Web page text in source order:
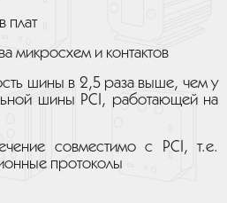
плат
микросхем и контактов
шины в 2,5 раза выше, чем у
шины PCI, работающей на
совместимо с PCI, т.е.
протоколы